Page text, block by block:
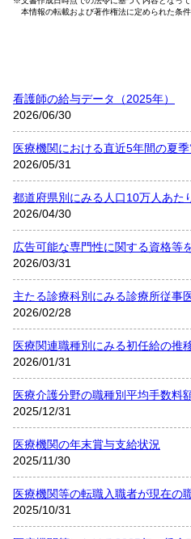
本情報の転載および著作権法に定められた条件
看護師の給与データ（2025年）
2026/06/30
医療機関における直近5年間の夏
2026/05/31
都道府県別にみる人口10万人あた
2026/04/30
広告可能な専門性に関する資格等
2026/03/31
主たる診療科別にみる診療所従事
2026/02/28
医療関連職種別にみる初任給の推
2026/01/31
医療介護分野の職種別平均手数料
2025/12/31
医療機関の年末賞与支給状況
2025/11/30
医療機関等の転職入職者が現在の
2025/10/31